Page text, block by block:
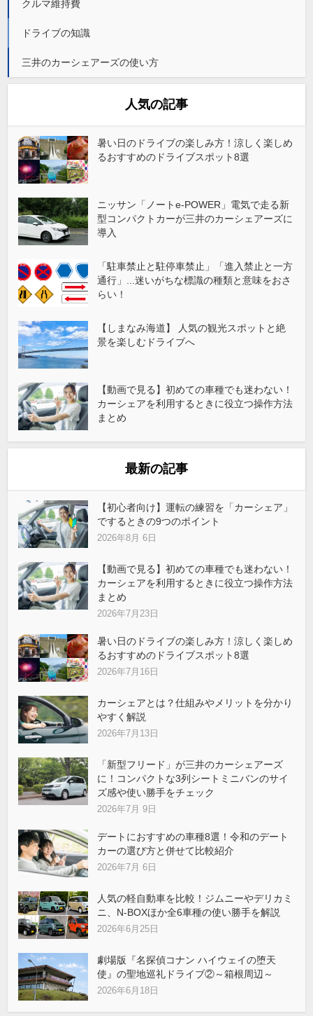
クルマ維持費
ドライブの知識
三井のカーシェアーズの使い方
人気の記事
暑い日のドライブの楽しみ方！涼しく楽しめ
るおすすめのドライブスポット8選
ニッサン「ノートe-POWER」電気で走る新
型コンパクトカーが三井のカーシェアーズに
導入
「駐車禁止と駐停車禁止」「進入禁止と一方
通行」...迷いがちな標識の種類と意味をおさ
らい！
【しまなみ海道】 人気の観光スポットと絶
景を楽しむドライブへ
【動画で見る】初めての車種でも迷わない！
カーシェアを利用するときに役立つ操作方法
まとめ
最新の記事
【初心者向け】運転の練習を「カーシェア」
でするときの9つのポイント
2026年8月 6日
【動画で見る】初めての車種でも迷わない！
カーシェアを利用するときに役立つ操作方法
まとめ
2026年7月23日
暑い日のドライブの楽しみ方！涼しく楽しめ
るおすすめのドライブスポット8選
2026年7月16日
カーシェアとは？仕組みやメリットを分かり
やすく解説
2026年7月13日
「新型フリード」が三井のカーシェアーズ
に！コンパクトな3列シートミニバンのサイ
ズ感や使い勝手をチェック
2026年7月 9日
デートにおすすめの車種8選！令和のデート
カーの選び方と併せて比較紹介
2026年7月 6日
人気の軽自動車を比較！ジムニーやデリカミ
ニ、N-BOXほか全6車種の使い勝手を解説
2026年6月25日
劇場版『名探偵コナン ハイウェイの堕天
使』の聖地巡礼ドライブ②～箱根周辺～
2026年6月18日